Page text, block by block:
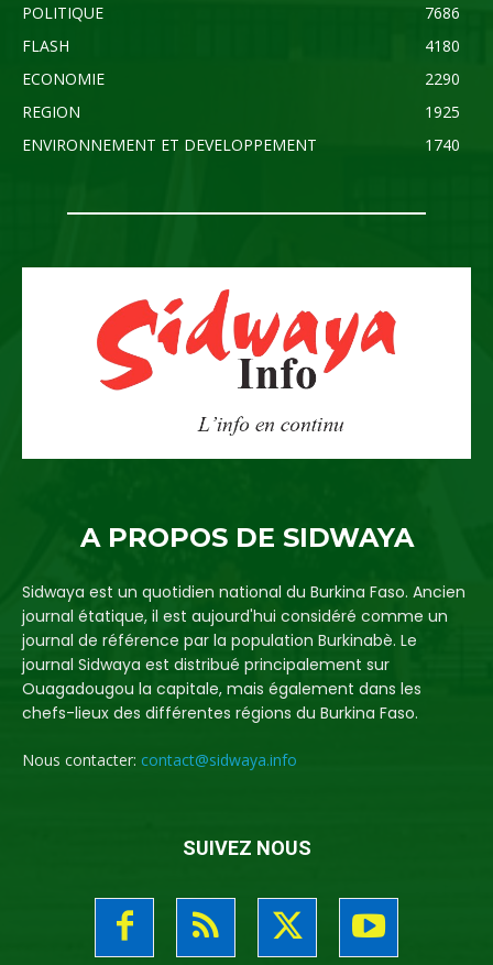
POLITIQUE
7686
FLASH
4180
ECONOMIE
2290
REGION
1925
ENVIRONNEMENT ET DEVELOPPEMENT
1740
A PROPOS DE SIDWAYA
Sidwaya est un quotidien national du Burkina Faso. Ancien
journal étatique, il est aujourd'hui considéré comme un
journal de référence par la population Burkinabè. Le
journal Sidwaya est distribué principalement sur
Ouagadougou la capitale, mais également dans les
chefs-lieux des différentes régions du Burkina Faso.
Nous contacter: contact@sidwaya.info
SUIVEZ NOUS